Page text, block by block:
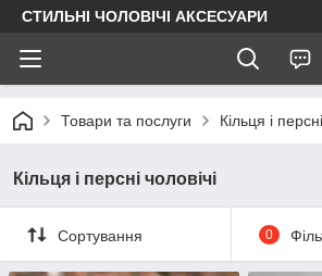
СТИЛЬНІ ЧОЛОВІЧІ АКСЕСУАРИ
Товари та послуги Кільця і
Кільця і персні чоловічі
Сортування 0